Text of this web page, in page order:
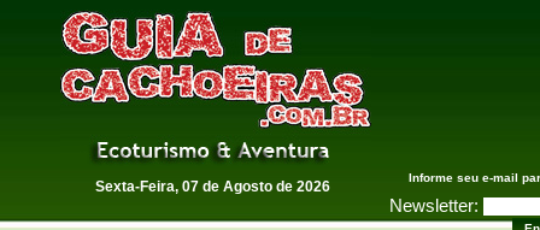
Guia de Cachoeiras
Sexta-Feira, 07 de Agosto de 2026
Informe seu e-mail
Newsletter: